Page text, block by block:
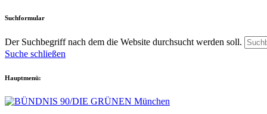
Suchformular
Der Suchbegriff nach dem die Website durchsucht werden soll.
Suche schließen
Hauptmenü: